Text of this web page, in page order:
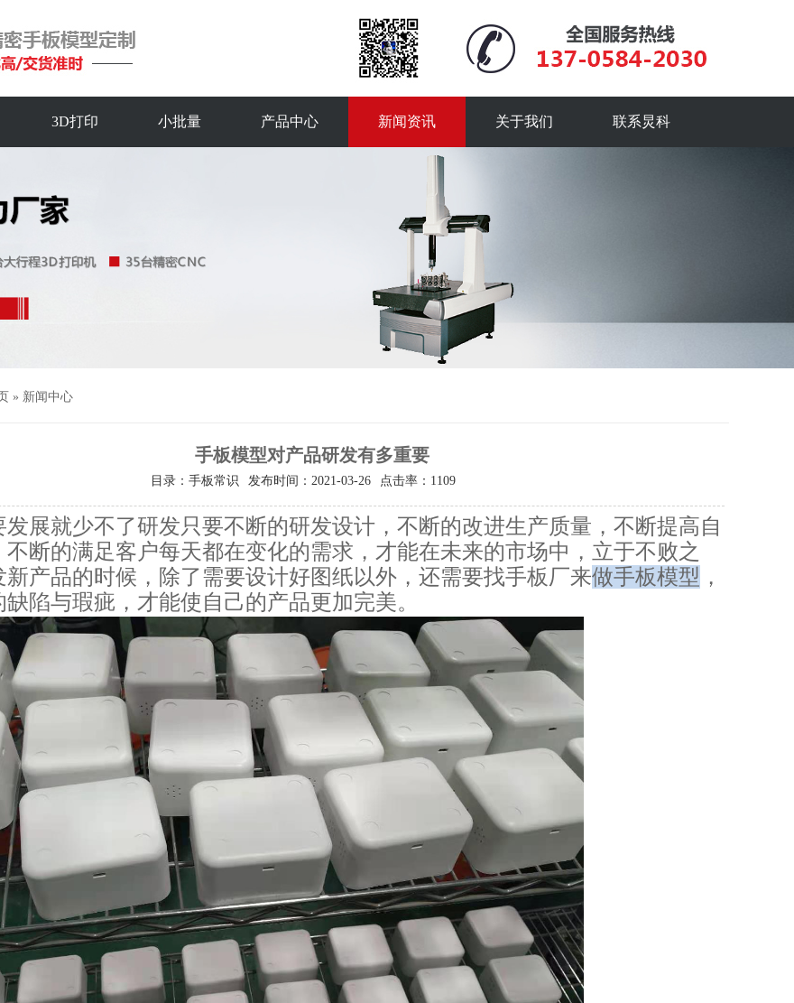
3D打印 小批量 产品中心 新闻资讯 关于我们 联系炅科
» 新闻中心
手板模型对产品研发有多重要
目录：手板常识 发布时间：2021-03-26 点击率： 1109
发展就少不了研发只要不断的研发设计，不断的改进生产质量，不断提高自
不断的满足客户每天都在变化的需求，才能在未来的市场中，立于不败之
新产品的时候，除了需要设计好图纸以外，还需要找手板厂来做手板模型 ，
陷与瑕疵，才能使自己的产品更加完美。